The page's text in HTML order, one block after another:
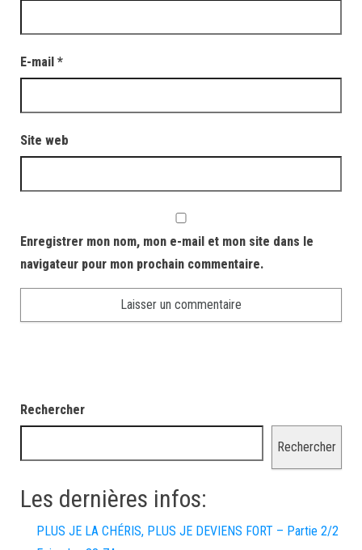
E-mail *
Site web
Enregistrer mon nom, mon e-mail et mon site dans le
navigateur pour mon prochain commentaire.
Rechercher
Rechercher
Les dernières infos:
PLUS JE LA CHÉRIS, PLUS JE DEVIENS FORT – Partie 2/2